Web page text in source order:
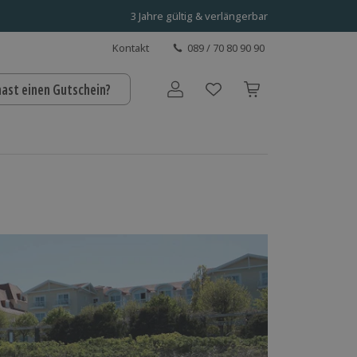
3 Jahre gültig & verlängerbar
Kontakt 089 / 70 80 90 90
einen Gutschein? Benutzerkonto